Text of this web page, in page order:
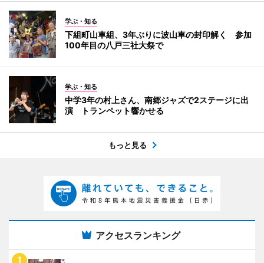
学ぶ・知る
下組町山車組、3年ぶりに波山車の封印解く 参加
100年目の八戸三社大祭で
学ぶ・知る
中学3年の村上さん、南郷ジャズで2ステージに出
演 トランペット響かせる
もっと見る
アクセスランキング